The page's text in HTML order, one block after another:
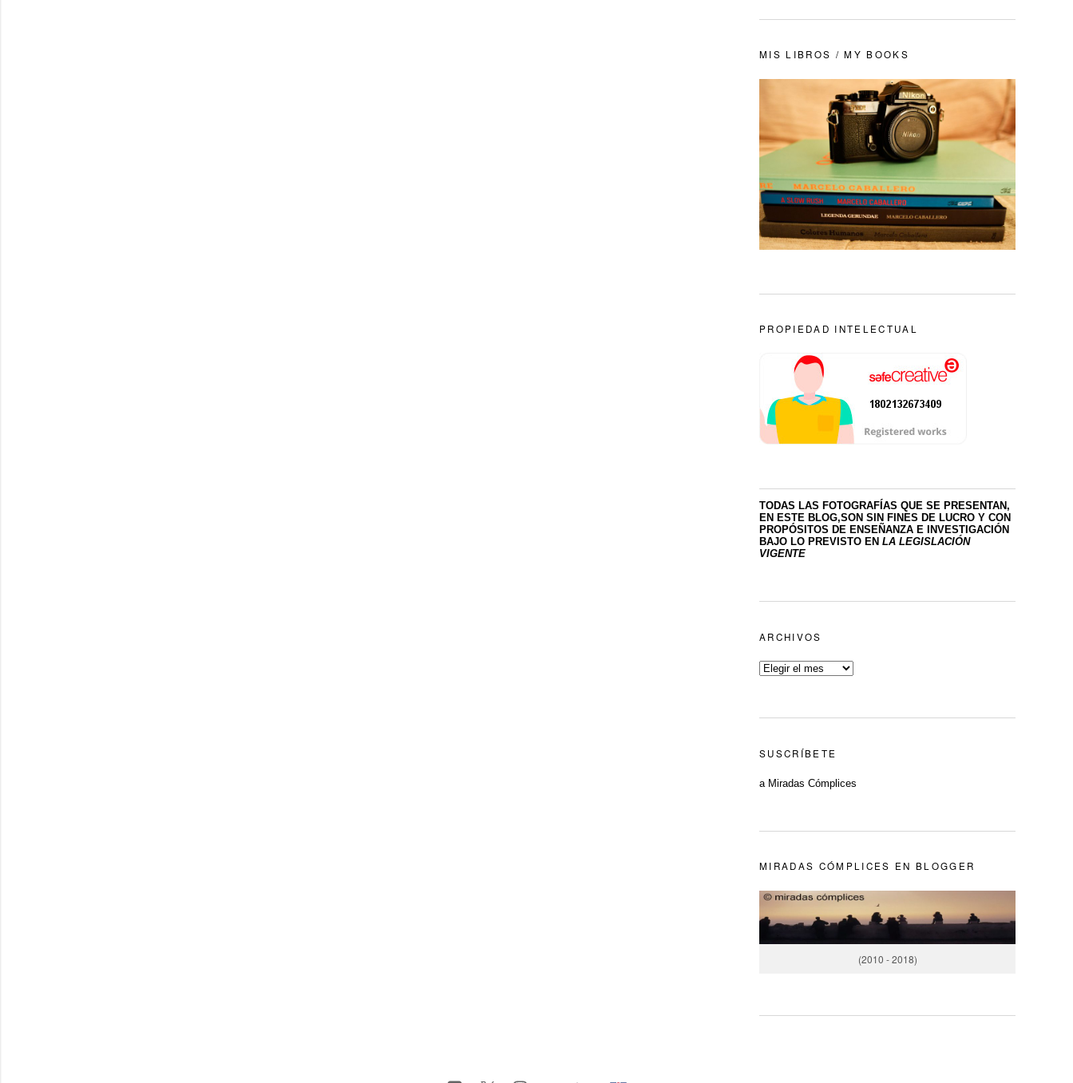
MIS LIBROS / MY BOOKS
PROPIEDAD INTELECTUAL
TODAS LAS FOTOGRAFÍAS QUE SE PRESENTAN,
EN ESTE BLOG,SON SIN FINES DE LUCRO Y CON
PROPÓSITOS DE ENSEÑANZA E INVESTIGACIÓN
BAJO LO PREVISTO EN LA LEGISLACIÓN
VIGENTE
ARCHIVOS
SUSCRÍBETE
a Miradas Cómplices
MIRADAS CÓMPLICES EN BLOGGER
(2010 - 2018)